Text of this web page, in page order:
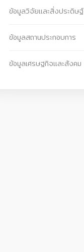
ข้อมูลวิจัยและสิ่งประดิษฐ์
ข้อมูลสถานประกอบการ
ข้อมูลเศรษฐกิจและสังคม